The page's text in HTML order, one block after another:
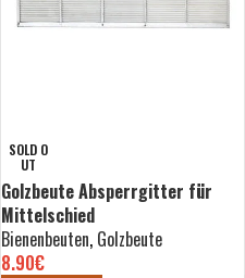
SOLD O
UT
Golzbeute Absperrgitter für
Mittelschied
Bienenbeuten, Golzbeute
8.90€